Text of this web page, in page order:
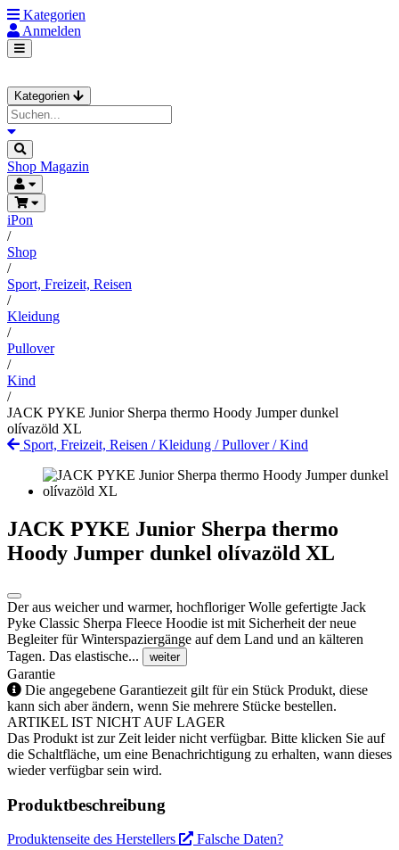
Kategorien
Anmelden
Kategorien
Shop Magazin
iPon
/
Shop
/
Sport, Freizeit, Reisen
/
Kleidung
/
Pullover
/
Kind
/
JACK PYKE Junior Sherpa thermo Hoody Jumper dunkel
olívazöld XL
Sport, Freizeit, Reisen /Kleidung /Pullover/Kind
JACK PYKE Junior Sherpa thermo
Hoody Jumper dunkel olívazöld XL
Der aus weicher und warmer, hochfloriger Wolle gefertigte Jack
Pyke Classic Sherpa Fleece Hoodie ist mit Sicherheit der neue
Begleiter für Winterspaziergänge auf dem Land und an kälteren
Tagen. Das elastische...
weiter
Garantie
Die angegebene Garantiezeit gilt für ein Stück Produkt, diese
kann sich aber ändern, wenn Sie mehrere Stücke bestellen.
ARTIKEL IST NICHT AUF LAGER
Das Produkt ist zur Zeit leider nicht verfügbar. Bitte klicken Sie auf
die Schaltfläche, um eine Benachrichtigung zu erhalten, wann dieses
wieder verfügbar sein wird.
Produktbeschreibung
Produktenseite des Herstellers Falsche Daten?